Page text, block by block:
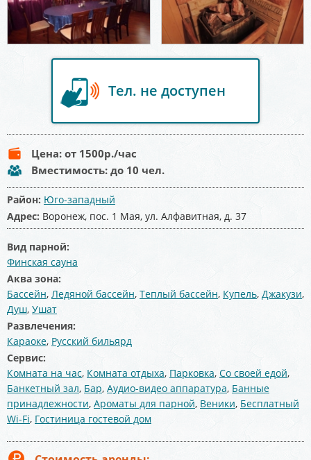
Тел. не доступен
Цена: от 1500р./час
Вместимость: до 10 чел.
Район: Юго-западный
Адрес: Воронеж, пос. 1 Мая, ул. Алфавитная, д. 37
Вид парной:
Финская сауна
Аква зона:
Бассейн, Ледяной бассейн, Теплый бассейн, Купель, Джакузи,
Душ, Ушат
Развлечения:
Караоке, Русский бильярд
Сервис:
Комната на час, Комната отдыха, Парковка, Со своей едой,
Банкетный зал, Бар, Аудио-видео аппаратура, Банные
принадлежности, Ароматы для парной, Веники, Бесплатный
Wi-Fi, Гостиница гостевой дом